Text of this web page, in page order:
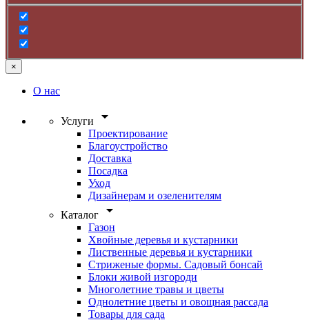
×
О нас
Услуги arrow_drop_down
Проектирование
Благоустройство
Доставка
Посадка
Уход
Дизайнерам и озеленителям
Каталог
arrow_drop_down
Газон
Хвойные деревья и кустарники
Лиственные деревья и кустарники
Стриженые формы. Садовый бонсай
Блоки живой изгороди
Многолетние травы и цветы
Однолетние цветы и овощная рассада
Товары для сада